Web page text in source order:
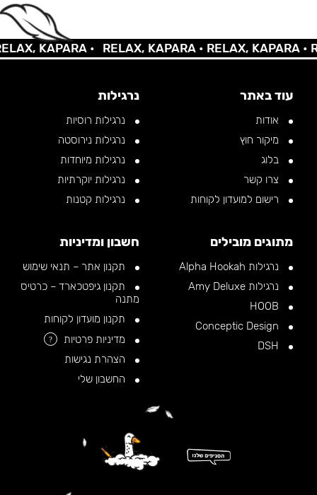
KAPARA • RELAX, KAPARA •RELAX, KAPARA •
עוד באתר
אודות
מיקור חוץ
בלוג
צרו קשר
רישום למועדון לקוחות
נרגילות
נרגילות רוסיות
נרגילות נירוסטה
נרגילות מיוחדות
נרגילות יוקרתיות
נרגילות קטנות
מתוגים מובילים
נרגילות Alpha Hookah
נרגילות Amy Deluxe
חשבון ומדיניות
תקנון אתר – תנאי שימוש
תקנון גיפטכארד – כרטיס
מתנה
תקנון מועדון לקוחות
מדיניות פרטיות
?
הצהרת נגישות
החשבון שלי